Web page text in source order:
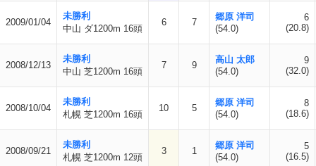
2009/01/04
未勝利
中山 ダ1200m 16頭
6 7
郷原 洋司
(54.0)
6
(20.8)
2008/12/13
未勝利
中山 芝1200m 16頭
7 9
高山 太郎
(54.0)
9
(32.0)
2008/10/04
未勝利
札幌 芝1200m 16頭
10 5
郷原 洋司
(54.0)
8
(18.6)
2008/09/21
未勝利
札幌 芝1200m 12頭
3 1
郷原 洋司
(54.0)
5
(16.5)